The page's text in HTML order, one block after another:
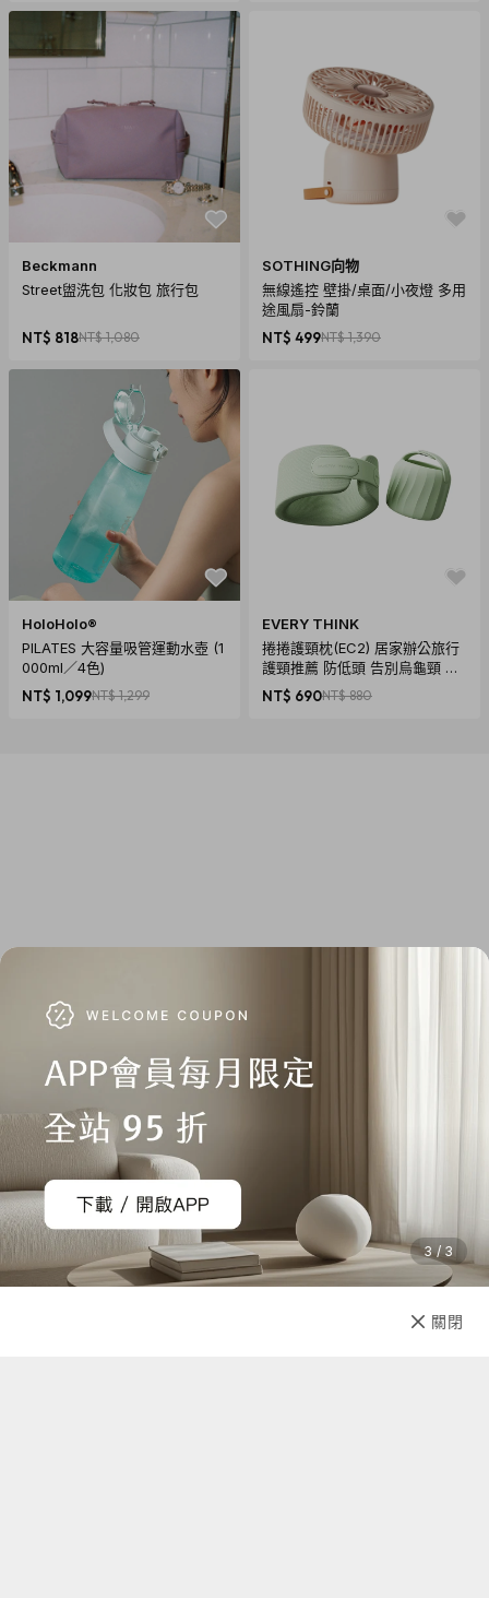
鞋面：100% 聚氨酯、內襯：100%聚酯纖維、內底：80% 乙
膠
Beckmann
Street盥洗包 化妝包 旅行包
NT$ 818NT$ 1,080
SOTHING向物
無線遙控 壁掛/桌面/小夜燈 多用
途風扇-鈴蘭
NT$ 499NT$ 1,390
HoloHolo®
PILATES 大容量吸管運動水壺 (1
000ml／4色)
NT$ 1,099NT$ 1,299
EVERY THINK
捲捲護頸枕(EC2) 居家辦公旅行
護頸推薦 防低頭 告別烏龜頸 頸
椎養護 多色可選
NT$ 690NT$ 880
3 / 3
關閉